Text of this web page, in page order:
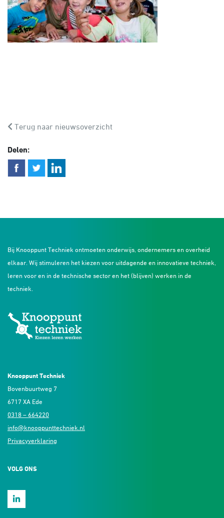
Terug naar nieuwsoverzicht
Delen:
Bij Knooppunt Techniek ontmoeten onderwijs, ondernemers en overheid
elkaar. Wij stimuleren het kiezen voor uitdagende en innovatieve techniek,
leren voor en in de technische sector en het (blijven) werken in de
techniek.
Knooppunt Techniek
Bovenbuurtweg 7
6717 XA Ede
0318 – 664220
info@knooppunttechniek.nl
Privacyverklaring
VOLG ONS